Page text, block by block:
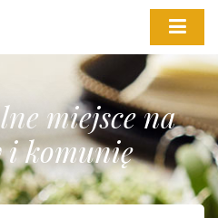
miejsce na
komunię